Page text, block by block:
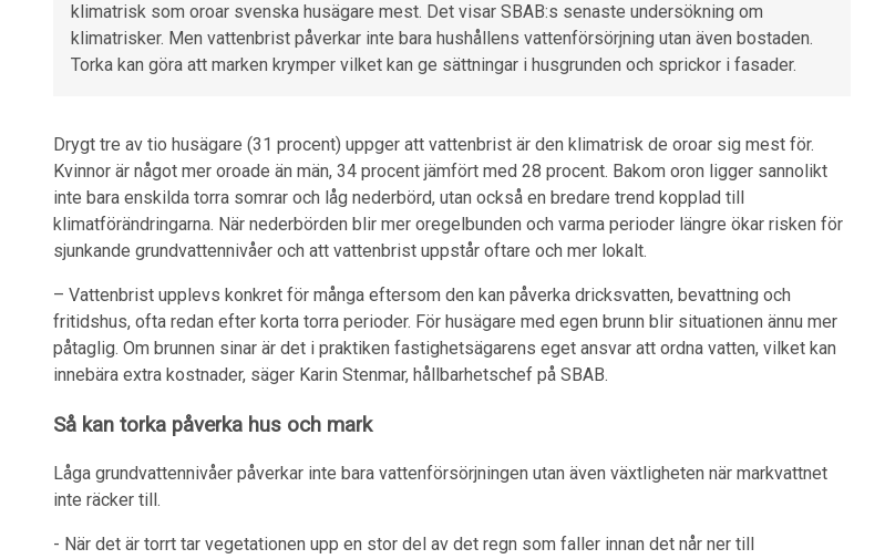
klimatrisk som oroar svenska husägare mest. Det visar SBAB:s senaste undersökning om
klimatrisker. Men vattenbrist påverkar inte bara hushållens vattenförsörjning utan även bostaden.
Torka kan göra att marken krymper vilket kan ge sättningar i husgrunden och sprickor i fasader.
Drygt tre av tio husägare (31 procent) uppger att vattenbrist är den klimatrisk de oroar sig mest för.
Kvinnor är något mer oroade än män, 34 procent jämfört med 28 procent. Bakom oron ligger sannolikt
inte bara enskilda torra somrar och låg nederbörd, utan också en bredare trend kopplad till
klimatförändringarna. När nederbörden blir mer oregelbunden och varma perioder längre ökar risken för
sjunkande grundvattennivåer och att vattenbrist uppstår oftare och mer lokalt.
– Vattenbrist upplevs konkret för många eftersom den kan påverka dricksvatten, bevattning och
fritidshus, ofta redan efter korta torra perioder. För husägare med egen brunn blir situationen ännu mer
påtaglig. Om brunnen sinar är det i praktiken fastighetsägarens eget ansvar att ordna vatten, vilket kan
innebära extra kostnader, säger Karin Stenmar, hållbarhetschef på SBAB.
Så kan torka påverka hus och mark
Låga grundvattennivåer påverkar inte bara vattenförsörjningen utan även växtligheten när markvattnet
inte räcker till.
- När det är torrt tar vegetationen upp en stor del av det regn som faller innan det når ner till